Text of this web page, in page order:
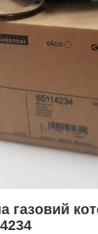
газовий